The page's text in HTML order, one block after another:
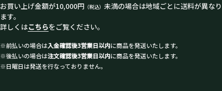
お買い上げ金額が10,000円 （税込） 未満の場合は地域ごとに送料が異なり
ます。
詳しくはこちらをご覧ください。
※前払いの場合は入金確認後3営業日以内に商品を発送いたします。
※後払いの場合は注文確認後3営業日以内に商品を発送いたします。
※日曜日は発送を行なっておりません。